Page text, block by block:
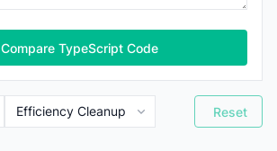
Compare TypeScript Code
Reset